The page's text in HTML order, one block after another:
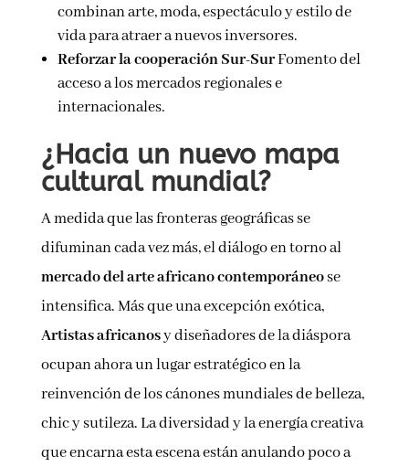
combinan arte, moda, espectáculo y estilo de
vida para atraer a nuevos inversores.
Reforzar la cooperación Sur-SurFomento del
acceso a los mercados regionales e
internacionales.
¿Hacia un nuevo mapa
cultural mundial?
A medida que las fronteras geográficas se
difuminan cada vez más, el diálogo en torno al
mercado del arte africano contemporáneose
intensifica. Más que una excepción exótica,
Artistas africanosy diseñadores de la diáspora
ocupan ahora un lugar estratégico en la
reinvención de los cánones mundiales de belleza,
chic y sutileza. La diversidad y la energía creativa
que encarna esta escena están anulando poco a